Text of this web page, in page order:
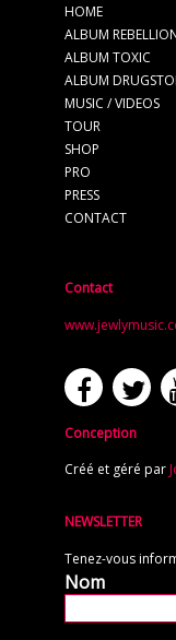
HOME
ALBUM
ALBUM TOXIC
ALBUM
MUSIC / VIDEOS
TOUR
SHOP
PRO
PRESS
CONTACT
Contact
Conception
Créé et géré par
NEWSLETTER
Tenez-vous
Nom